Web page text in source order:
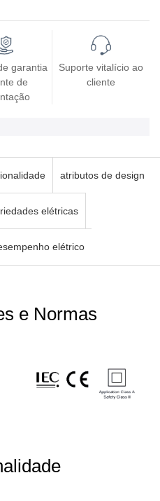
garantia
de
Suporte vitalício ao
cliente
atributos de design
elétricas
elétrico
e Normas